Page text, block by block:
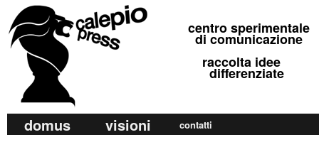
calepio press
©
centro sperimentale
di comunicazione
raccolta idee
differenziate
a
Skip
Skip
domus visioni contatti